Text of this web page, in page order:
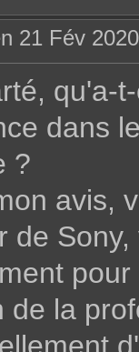
21 Fév
qu'a-
dans
?
avis,
de
de la